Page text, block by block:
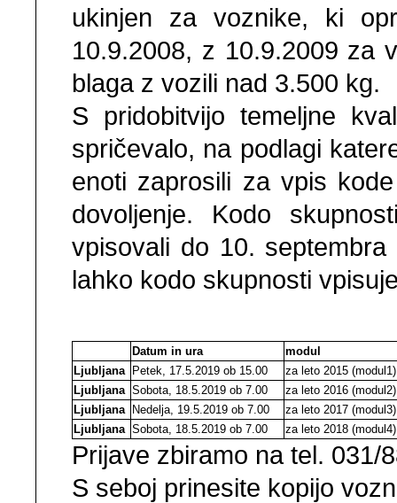
ukinjen za voznike, ki
10.9.2008, z 10.9.2009 za
blaga z vozili nad 3.500 kg.
S pridobitvijo temeljne
spričevalo, na podlagi
enoti zaprosili za vpis
dovoljenje. Kodo
vpisovali do 10.
lahko kodo skupnosti
Datum in ura
modul
Ljubljana Petek, 17.5.2019 ob 15.00
za leto 2015 (modul1)
Ljubljana Sobota, 18.5.2019 ob 7.00
za leto 2016 (modul2)
Ljubljana Nedelja, 19.5.2019 ob 7.00
za leto 2017 (modul3)
Ljubljana Sobota, 18.5.2019 ob 7.00 za leto 2018 (modul4)
Prijave zbiramo na tel. 031/
S seboj prinesite kopijo